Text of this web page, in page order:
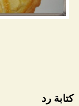
كتابة رد